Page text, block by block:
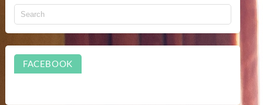
FACEBOOK